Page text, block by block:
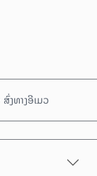
ສົ່ງທາງອີເມວ